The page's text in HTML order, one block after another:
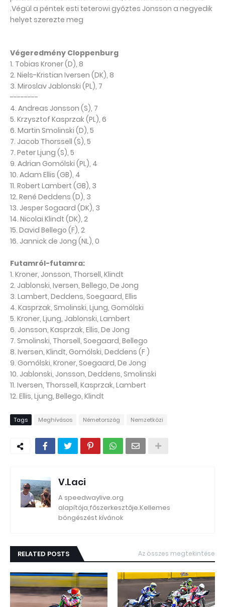
.Végül a péntek esti teterowi győztes Jonsson a negyedik
helyet szerezte meg
Végeredmény Cloppenburg
1. Tobias Kroner (D), 8
2. Niels-Kristian Iversen (DK), 8
3. Miroslav Jablonski (PL), 7
--------
4. Andreas Jonsson (S), 7
5. Krzysztof Kasprzak (PL), 6
6. Martin Smolinski (D), 5
7. Jacob Thorssell (S), 5
7. Peter Ljung (S), 5
9. Adrian Gomólski (PL), 4
10. Adam Ellis (GB), 4
11. Robert Lambert (GB), 3
12. René Deddens (D), 3
13. Jesper Sogaard (DK), 3
14. Nicolai Klindt (DK), 2
15. David Bellego (F), 2
16. Jannick de Jong (NL), 0
Futamról-futamra:
1. Kroner, Jonsson, Thorsell, Klindt
2. Jablonski, Iversen, Bellego, De Jong
3. Lambert, Deddens, Soegaard, Ellis
4. Kasprzak, Smolinski, Ljung, Gomólski
5. Kroner, Ljung, Jablonski, Lambert
6. Jonsson, Kasprzak, Ellis, De Jong
7. Smolinski, Thorsell, Soegaard, Bellego
8. Iversen, Klindt, Gomólski, Deddens (F )
9. Gomólski, Kroner, Soegaard, De Jong
10. Jablonski, Jonsson, Deddens, Smolinski
11. Iversen, Thorssell, Kasprzak, Lambert
12. Ellis, Ljung, Bellego, Klindt
Tags Meghívásos Németország Nemzetközi
V.Laci
A speedwaylive.org
alapítója,főszerkesztője.Kellemes
böngészést kívánok
RELATED POSTS Az összes megtekintése